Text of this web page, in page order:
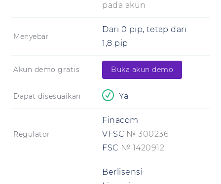
pada akun
Menyebar
Dari 0 pip, tetap dari
1,8 pip
Akun demo gratis Buka akun demo
Dapat disesuaikan Ya
Regulator
Finacom
VFSC № 300236
FSC № 1420912
Berlisensi